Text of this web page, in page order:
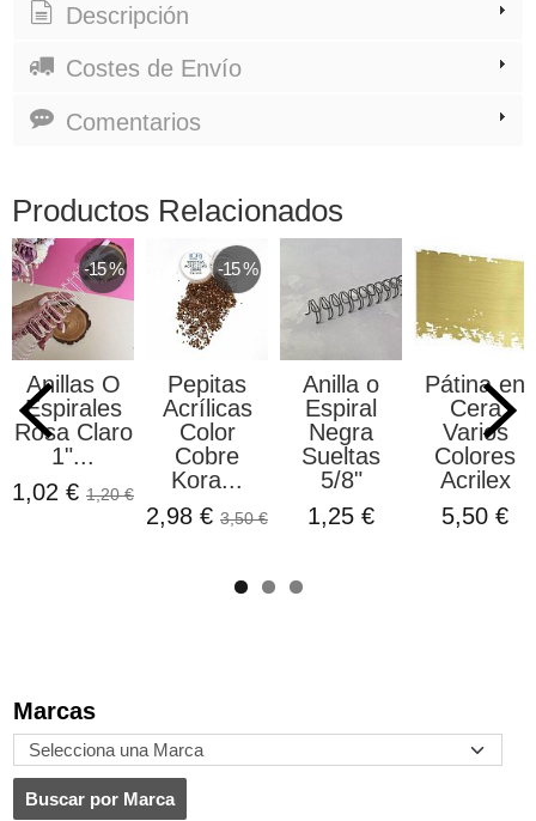
Marcas
Descripción
Costes de Envío
Comentarios
Productos Relacionados
-15 %
Anillas O
Espirales
Rosa Claro
1"...
1,02 € 1,20 €
-15 %
Pepitas
Acrílicas
Color
Cobre
Kora...
2,98 € 3,50 €
Anilla o
Espiral
Negra
Sueltas
5/8"
1,25 €
Pátina en
Cera
Varios
Colores
Acrilex
5,50 €